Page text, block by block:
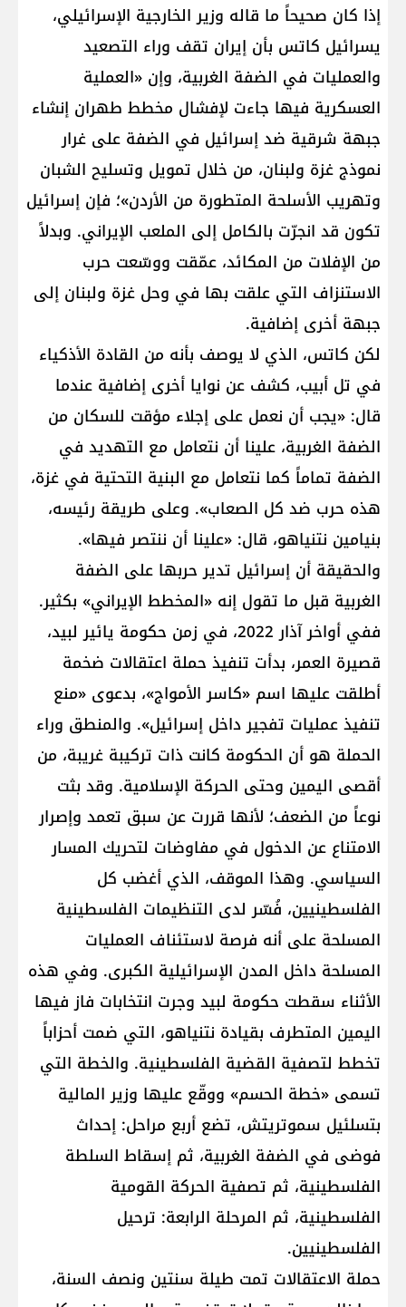
إذا كان صحيحاً ما قاله وزير الخارجية الإسرائيلي،
يسرائيل كاتس بأن إيران تقف وراء التصعيد
والعمليات في الضفة الغربية، وإن «العملية
العسكرية فيها جاءت لإفشال مخطط طهران إنشاء
جبهة شرقية ضد إسرائيل في الضفة على غرار
نموذج غزة ولبنان، من خلال تمويل وتسليح الشبان
وتهريب الأسلحة المتطورة من الأردن»؛ فإن إسرائيل
تكون قد انجرّت بالكامل إلى الملعب الإيراني. وبدلاً
من الإفلات من المكائد، عمّقت ووسّعت حرب
الاستنزاف التي علقت بها في وحل غزة ولبنان إلى
جبهة أخرى إضافية.
لكن كاتس، الذي لا يوصف بأنه من القادة الأذكياء
في تل أبيب، كشف عن نوايا أخرى إضافية عندما
قال: «يجب أن نعمل على إجلاء مؤقت للسكان من
الضفة الغربية، علينا أن نتعامل مع التهديد في
الضفة تماماً كما نتعامل مع البنية التحتية في غزة،
هذه حرب ضد كل الصعاب». وعلى طريقة رئيسه،
بنيامين نتنياهو، قال: «علينا أن ننتصر فيها».
والحقيقة أن إسرائيل تدير حربها على الضفة
الغربية قبل ما تقول إنه «المخطط الإيراني» بكثير.
ففي أواخر آذار 2022، في زمن حكومة يائير لبيد،
قصيرة العمر، بدأت تنفيذ حملة اعتقالات ضخمة
أطلقت عليها اسم «كاسر الأمواج»، بدعوى «منع
تنفيذ عمليات تفجير داخل إسرائيل». والمنطق وراء
الحملة هو أن الحكومة كانت ذات تركيبة غريبة، من
أقصى اليمين وحتى الحركة الإسلامية. وقد بثت
نوعاً من الضعف؛ لأنها قررت عن سبق تعمد وإصرار
الامتناع عن الدخول في مفاوضات لتحريك المسار
السياسي. وهذا الموقف، الذي أغضب كل
الفلسطينيين، فُسّر لدى التنظيمات الفلسطينية
المسلحة على أنه فرصة لاستئناف العمليات
المسلحة داخل المدن الإسرائيلية الكبرى. وفي هذه
الأثناء سقطت حكومة لبيد وجرت انتخابات فاز فيها
اليمين المتطرف بقيادة نتنياهو، التي ضمت أحزاباً
تخطط لتصفية القضية الفلسطينية. والخطة التي
تسمى «خطة الحسم» ووقّع عليها وزير المالية
بتسلئيل سموتريتش، تضع أربع مراحل: إحداث
فوضى في الضفة الغربية، ثم إسقاط السلطة
الفلسطينية، ثم تصفية الحركة القومية
الفلسطينية، ثم المرحلة الرابعة: ترحيل
الفلسطينيين.
حملة الاعتقالات تمت طيلة سنتين ونصف السنة،